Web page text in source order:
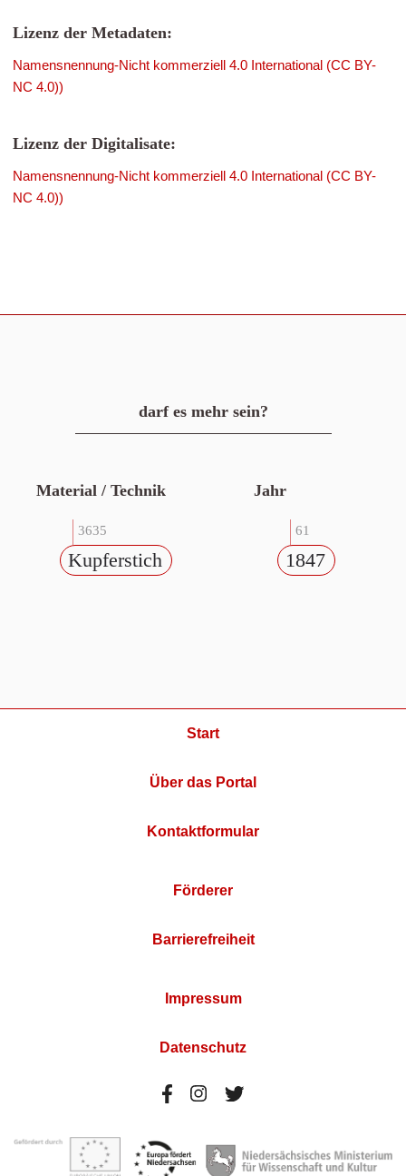
Lizenz der Metadaten:
Namensnennung-Nicht kommerziell 4.0 International (CC BY-
NC 4.0))
Lizenz der Digitalisate:
Namensnennung-Nicht kommerziell 4.0 International (CC BY-
NC 4.0))
darf es mehr sein?
Material / Technik
3635
Kupferstich
Jahr
61
1847
Start
Über das Portal
Kontaktformular
Förderer
Barrierefreiheit
Impressum
Datenschutz